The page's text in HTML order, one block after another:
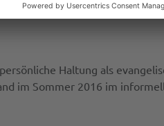
Sendung „Frag den Lesch“
Haltung als
im Sommer 2016 im